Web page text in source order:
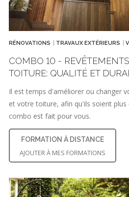
RÉNOVATIONS TRAVAUX EXTÉRIEURS
COMBO 10 -
TOITURE: QUALITÉ ET
Il est temps d'améliorer ou changer
et votre toiture, afin qu'ils soient plus
combo est fait pour vous.
FORMATION À DISTANCE
AJOUTER À MES FORMATIONS